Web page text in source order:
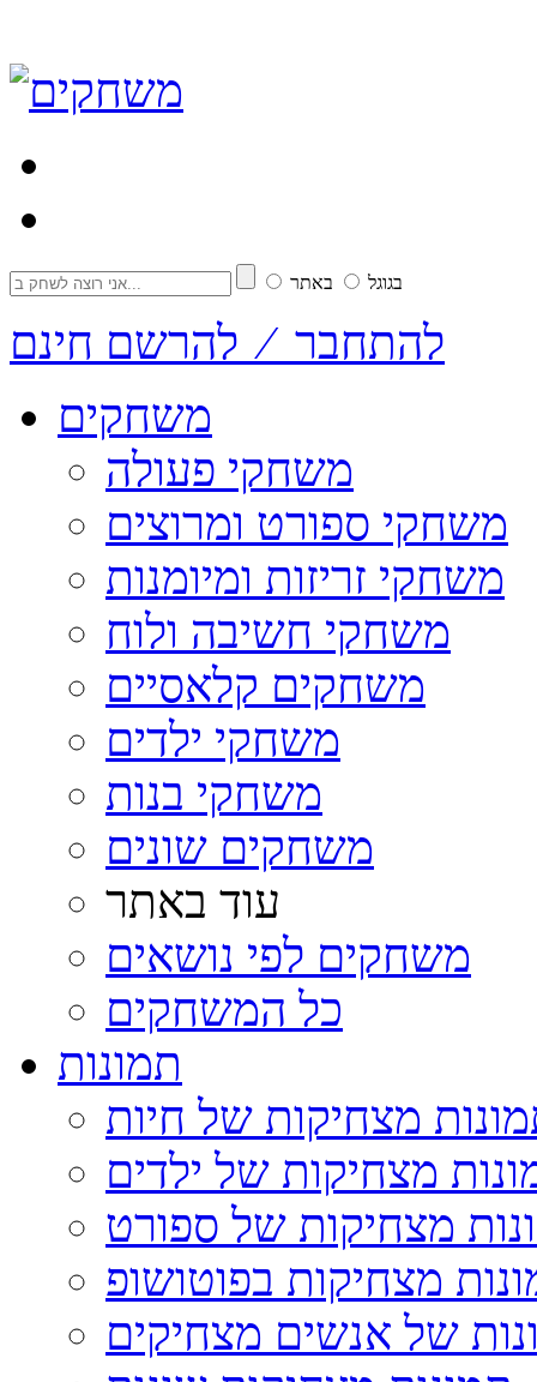
בגוגל באתר
להתחבר ⁄ להרשם חינם
משחקים
משחקי פעולה
משחקי ספורט ומרוצים
משחקי זריזות ומיומנות
משחקי חשיבה ולוח
משחקים קלאסיים
משחקי ילדים
משחקי בנות
משחקים שונים
עוד באתר
משחקים לפי נושאים
כל המשחקים
תמונות
מצחיקות של חיות
מצחיקות של ילדים
מצחיקות של ספורט
מצחיקות בפוטושופ
של אנשים מצחיקים